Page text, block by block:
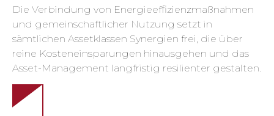
Die Verbindung von Energieeffizienzmaßnahmen
und gemeinschaftlicher Nutzung setzt in
sämtlichen Assetklassen Synergien frei, die über
reine Kosteneinsparungen hinausgehen und das
Asset-Management langfristig resilienter gestalten.